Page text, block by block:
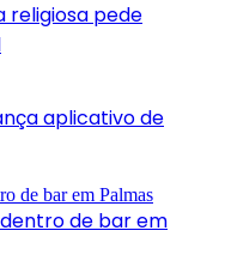
religiosa pede
aplicativo de
de bar em